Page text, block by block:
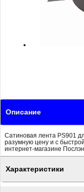
Описание
Сатиновая лента PS901
разумную цену и с
интернет-магазине
Характеристики